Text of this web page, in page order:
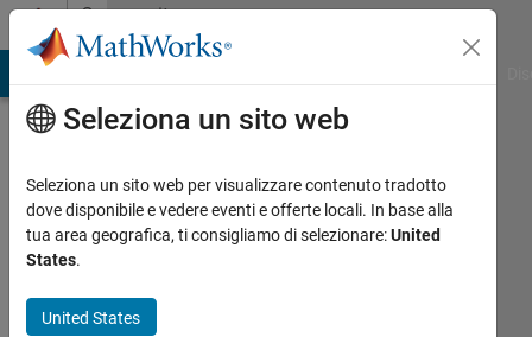
Vai al contenutoCommunity
Profile
Mert
seen:
oltre un
Seleziona un sito web
Seleziona un sito web per visualizzare contenuto tradotto
dove disponibile e vedere eventi e offerte locali. In base alla
tua area geografica, ti consigliamo di selezionare:United
States.
United States